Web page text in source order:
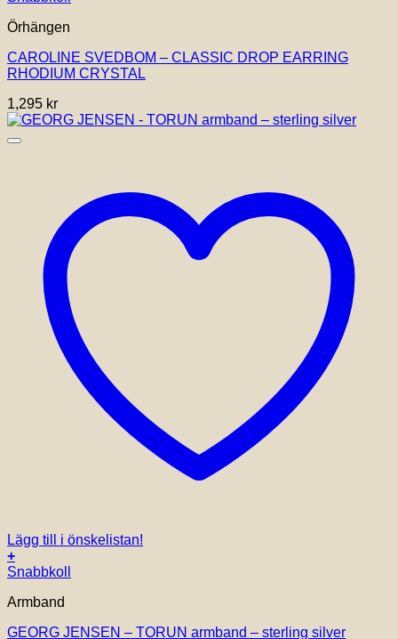
Örhängen
CAROLINE SVEDBOM – CLASSIC DROP EARRING
RHODIUM CRYSTAL
1,295 kr
Lägg till i önskelistan!
+
Den
produkten
flera
Snabbkoll
Armband
GEORG JENSEN – TORUN armband – sterling silver